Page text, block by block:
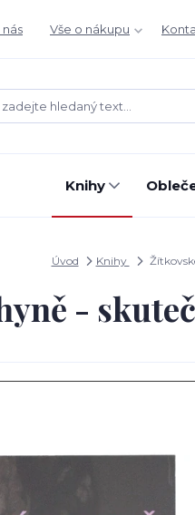
nás Vše o nákupu
Knihy
Úvod Knihy
-